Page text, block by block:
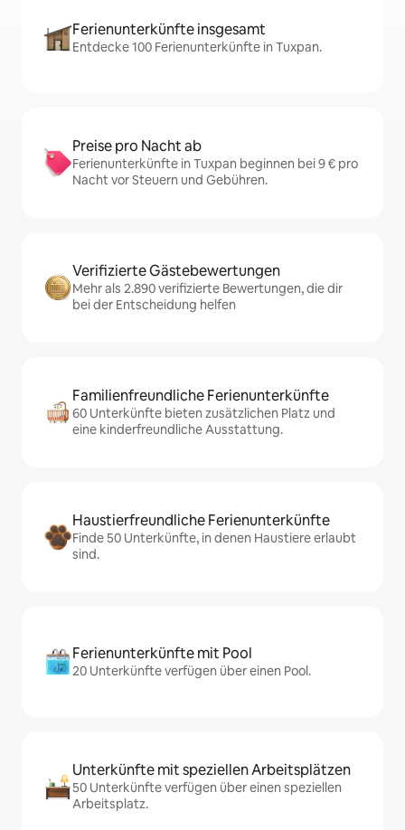
Ferienunterkünfte insgesamt
Entdecke 100 Ferienunterkünfte in Tuxpan.
Preise pro Nacht ab
Ferienunterkünfte in Tuxpan beginnen bei 9 € pro
Nacht vor Steuern und Gebühren.
Verifizierte Gästebewertungen
Mehr als 2.890 verifizierte Bewertungen, die dir
bei der Entscheidung helfen
Familienfreundliche Ferienunterkünfte
60 Unterkünfte bieten zusätzlichen Platz und
eine kinderfreundliche Ausstattung.
Haustierfreundliche Ferienunterkünfte
Finde 50 Unterkünfte, in denen Haustiere erlaubt
sind.
Ferienunterkünfte mit Pool
20 Unterkünfte verfügen über einen Pool.
Unterkünfte mit speziellen Arbeitsplätzen
50 Unterkünfte verfügen über einen speziellen
Arbeitsplatz.